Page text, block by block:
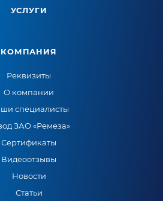
УСЛУГИ
КОМПАНИЯ
Реквизиты
О компании
специалисты
ЗАО «Ремеза»
Сертификаты
Видеоотзывы
Новости
Статьи